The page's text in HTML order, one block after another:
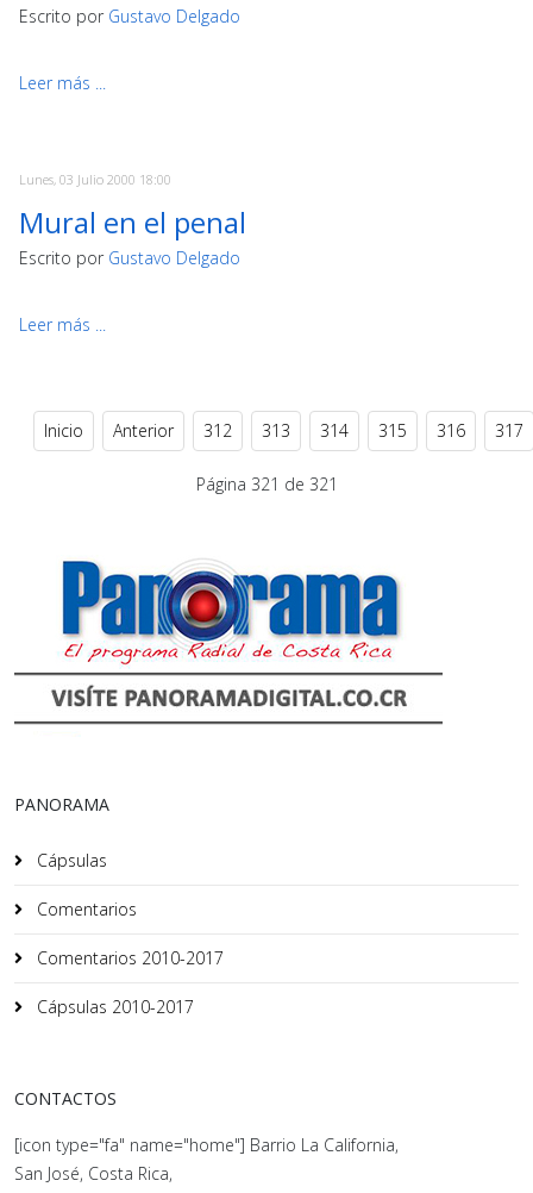
Escrito por Gustavo Delgado
Leer más ...
Lunes, 03 Julio 2000 18:00
Mural en el penal
Escrito por Gustavo Delgado
Leer más ...
Inicio Anterior 312 313 314 315 316 317
Página 321 de 321
PANORAMA
Cápsulas
Comentarios
Comentarios 2010-2017
Cápsulas 2010-2017
CONTACTOS
[icon type="fa" name="home"] Barrio La California,
San José, Costa Rica,